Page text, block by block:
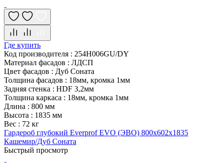
Где купить
Код производителя : 254H006GU/DY
Материал фасадов : ЛДСП
Цвет фасадов : Дуб Соната
Толщина фасадов : 18мм, кромка 1мм
Задняя стенка : HDF 3,2мм
Толщина каркаса : 18мм, кромка 1мм
Длина : 800 мм
Высота : 1835 мм
Вес : 72 кг
Гардероб глубокий Everprof EVO (ЭВО) 800х602x1835
Кашемир/Дуб Соната
Быстрый просмотр